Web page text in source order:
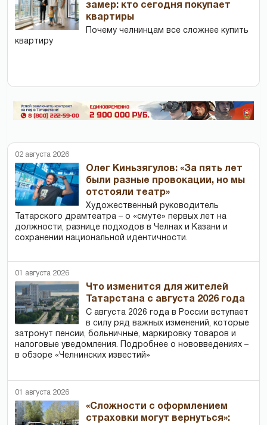
замер: кто сегодня покупает
квартиры
Почему челнинцам все сложнее купить
квартиру
02 августа 2026
Олег Киньзягулов: «За пять лет
были разные провокации, но мы
отстояли театр»
Художественный руководитель
Татарского драмтеатра – о «смуте» первых лет на
должности, разнице подходов в Челнах и Казани и
сохранении национальной идентичности.
01 августа 2026
Что изменится для жителей
Татарстана с августа 2026 года
С августа 2026 года в России вступает
в силу ряд важных изменений, которые
затронут пенсии, больничные, маркировку товаров и
налоговые уведомления. Подробнее о нововведениях –
в обзоре «Челнинских известий»
01 августа 2026
«Сложности с оформлением
страховки могут вернуться»: